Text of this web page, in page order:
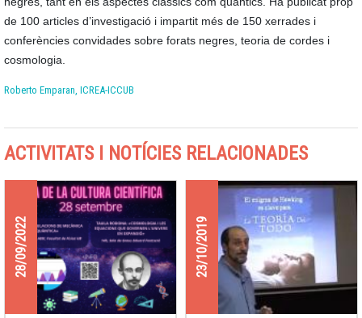
de 100 articles d’investigació i impartit més de 150 xerrades i
conferències convidades sobre forats negres, teoria de cordes i
cosmologia.
Roberto Emparan, ICREA-ICCUB
ACTIVITATS I NOTÍCIES RELACIONADES
28/09/2022 23/10/2019